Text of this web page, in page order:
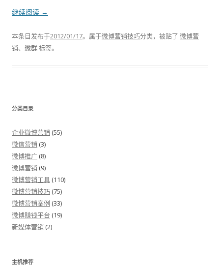
继续阅读 →
本条目发布于2012/01/17。属于微博营销技巧分类，被贴了 微博营
销、 微群标签。
分类目录
企业微博营销 (55)
微信营销 (3)
微博推广 (8)
微博营销 (9)
微博营销工具 (110)
微博营销技巧 (75)
微博营销案例 (33)
微博赚钱平台 (19)
新媒体营销 (2)
主机推荐